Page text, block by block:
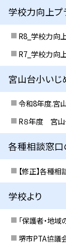
学校力向上プ
R8_学校力向
R7_学校力向
宮山台小い
令和8年度.宮
R８年度 宮山
各種相談窓口
【修正】各種
学校より
「保護者・地域
堺市PTA協議